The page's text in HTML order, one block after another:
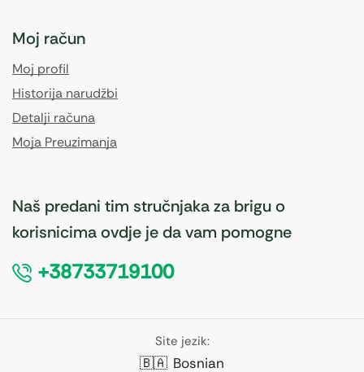
Moj račun
Moj profil
Historija narudžbi
Detalji računa
Moja Preuzimanja
Naš predani tim stručnjaka za brigu o
korisnicima ovdje je da vam pomogne
+38733719100
Site jezik:
🇧🇦 Bosnian